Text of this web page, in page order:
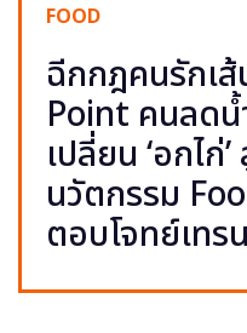
FOOD
ฉีกกฎคนรักเ
Point คนลดน้
เปลี่ยน ‘อกไก่’
นวัตกรรม
ตอบโจทย์เทร